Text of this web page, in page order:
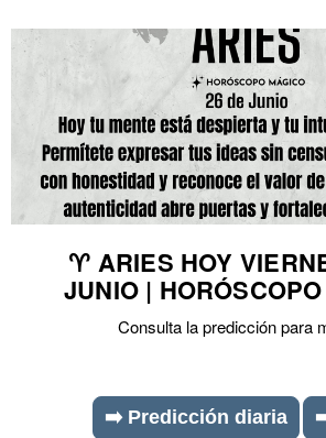
♈ ARIES HOY
JUNIO |
Consulta la predicción para
➡️ Predicción diaria